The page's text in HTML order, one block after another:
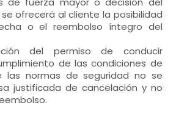
ofrecerá al cliente la posibilidad
o el reembolso íntegro del
del permiso de conducir
de las condiciones de
normas de seguridad no se
justificada de cancelación y no